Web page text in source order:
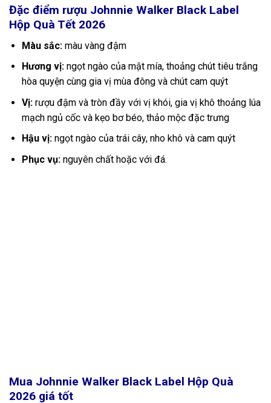
Đặc điểm rượu Johnnie Walker Black Label
Hộp Quà Tết 2026
Màu sắc:màu vàng đậm
Hương vị:ngọt ngào của mật mía, thoảng chút tiêu trắng
hòa quyện cùng gia vị mùa đông và chút cam quýt
Vị:rượu đậm và tròn đầy với vị khói, gia vị khô thoảng lúa
mạch ngủ cốc và kẹo bơ béo, thảo mộc đặc trưng
Hậu vị:ngọt ngào của trái cây, nho khô và cam quýt
Phục vụ:nguyên chất hoặc với đá.
Mua Johnnie Walker Black Label Hộp Quà
2026 giá tốt